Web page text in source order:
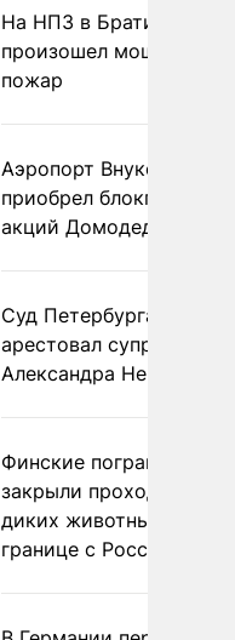
На НПЗ в Братиславе
произошел мощный
пожар
Аэропорт Внуково
приобрел блокпакет
акций Домодедово
Суд Петербурга заочно
арестовал супругу
Александра Невзорова
Финские пограничники
закрыли проходы для
диких животных на
границе с Россией